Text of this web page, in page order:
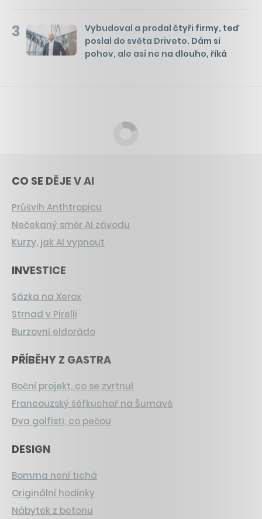
3
Vybudoval a prodal čtyři firmy, teď
poslal do světa Driveto. Dám si
pohov, ale asi ne na dlouho, říká
CO SE DĚJE V AI
Průšvih Anthtropicu
Nečekaný směr AI závodu
Kurzy, jak AI vypnout
INVESTICE
Sázka na Xerox
Strnad v Pirelli
Burzovní eldorádo
PŘÍBĚHY Z GASTRA
Boční projekt, co se zvrtnul
Francouzský šéfkuchař na Šumavě
Dva golfisti, co pečou
DESIGN
Bomma není tichá
Originální hodinky
Nábytek z betonu